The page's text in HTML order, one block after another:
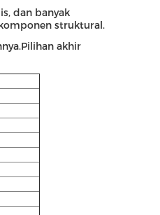
dan banyak
struktural.
akhir